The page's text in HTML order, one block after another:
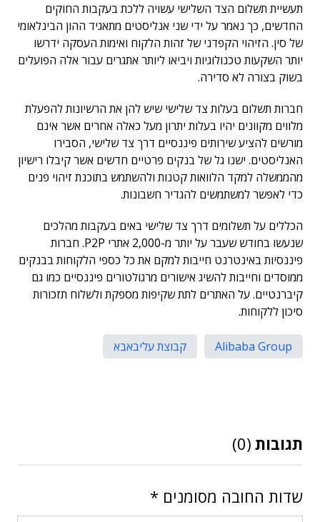
תעשיית תשלום הצד השלישי עשויה ללכת בעקבות החוקים
החדשים, כך נאמר על ידי שני אנליסטים מתאגיד ההון הבינלאומי
של סין. הזיהוי הקפדני של זהות הלקוח ואימות העסקה ידרשו
יותר השקעות טכנולוגיות ויביאו ליותר אתגרים עבור אלה הפועלים
בשוק בצורה לא סדירה.
חברות תשלום בעלות צד שלישי שיש להן את הרשיונות להפעלת
מלווים מקוונים יהיו בעלות יתרון מעל כאלה אחרים אשר אינם
מורשים להציע שירותים פיננסיים דרך צד שלישי, הסבירו
האנליסטים. ישנו גל של בנקים פרטיים חדשים אשר קיבלו רישיון
מהממשלה למקד הלוואות קטנות ולהשתמש בתוכנת זיהוי פנים
כדי לאפשר למשתמשים להגדיר חשבונות.
הכללים על תשלומים דרך צד שלישי באים בעקבות מהלכים
שנעשו בחודש שעבר על יותר מ-2,000 אתרי P2P. חברות
פיננסיות באינטרנט חייבות למקם את כל כספי הלקוחות בבנקים
ממוסדים וחייבות להשיג אישורים מרגולטורים פיננסיים כמו גם
קיברנטיים. על האתרים לתת שקיפות מספקת ולשלוח תזכורות
סיכון ללקוחות.
Alibaba Group קבוצת עליבאבא
תגובות (0)
שדות החובה מסומנים *